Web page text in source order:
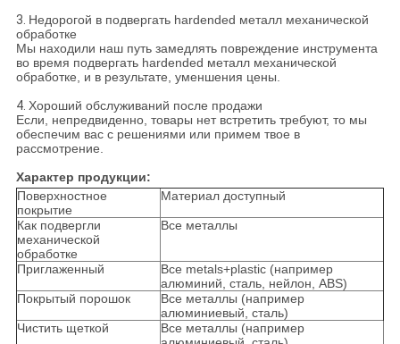
3. Недорогой в подвергать hardended металл механической
обработке
Мы находили наш путь замедлять повреждение инструмента
во время подвергать hardended металл механической
обработке, и в результате, уменшения цены.
4. Хороший обслуживаний после продажи
Если, непредвиденно, товары нет встретить требуют, то мы
обеспечим вас с решениями или примем твое в
рассмотрение.
Характер продукции:
Поверхностное
покрытие
Материал доступный
Как подвергли
механической
обработке
Все металлы
Приглаженный
Все metals+plastic (например
алюминий, сталь, нейлон, ABS)
Покрытый порошок
Все металлы (например
алюминиевый, сталь)
Чистить щеткой
Все металлы (например